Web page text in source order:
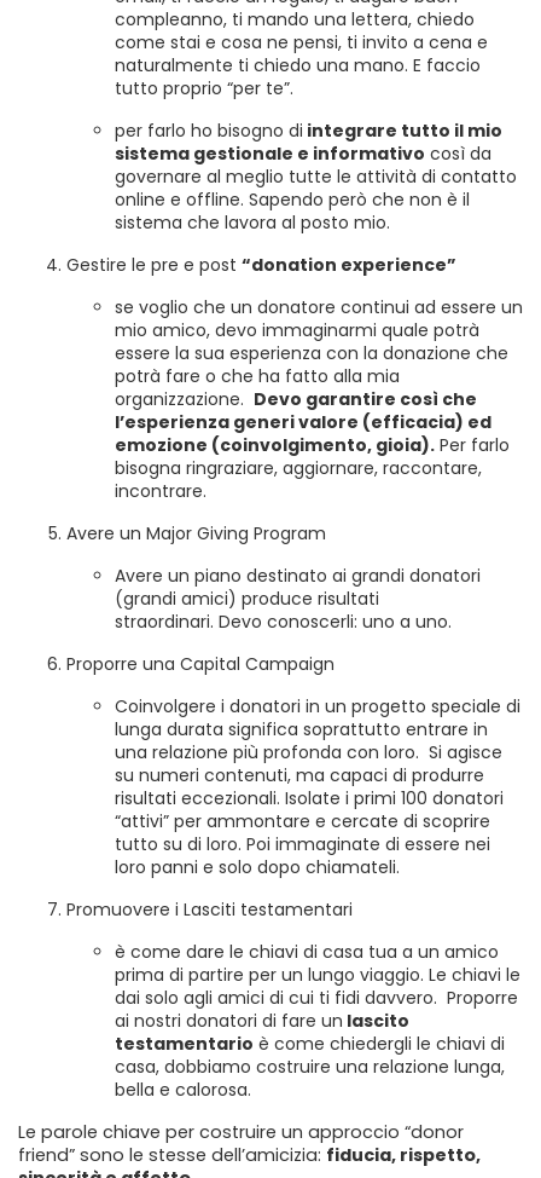
compleanno, ti mando una lettera, chiedo
come stai e cosa ne pensi, ti invito a cena e
naturalmente ti chiedo una mano. E faccio
tutto proprio “per te”.
per farlo ho bisogno di integrare tutto il mio
sistema gestionale e informativo così da
governare al meglio tutte le attività di contatto
online e offline. Sapendo però che non è il
sistema che lavora al posto mio.
Gestire le pre e post “donation experience”
se voglio che un donatore continui ad essere un
mio amico, devo immaginarmi quale potrà
essere la sua esperienza con la donazione che
potrà fare o che ha fatto alla mia
organizzazione. Devo garantire così che
l’esperienza generi valore (efficacia) ed
emozione (coinvolgimento, gioia). Per farlo
bisogna ringraziare, aggiornare, raccontare,
incontrare.
Avere un Major Giving Program
Avere un piano destinato ai grandi donatori
(grandi amici) produce risultati
straordinari. Devo conoscerli: uno a uno.
Proporre una Capital Campaign
Coinvolgere i donatori in un progetto speciale di
lunga durata significa soprattutto entrare in
una relazione più profonda con loro. Si agisce
su numeri contenuti, ma capaci di produrre
risultati eccezionali. Isolate i primi 100 donatori
“attivi” per ammontare e cercate di scoprire
tutto su di loro. Poi immaginate di essere nei
loro panni e solo dopo chiamateli.
Promuovere i Lasciti testamentari
è come dare le chiavi di casa tua a un amico
prima di partire per un lungo viaggio. Le chiavi le
dai solo agli amici di cui ti fidi davvero. Proporre
ai nostri donatori di fare un lascito
testamentario è come chiedergli le chiavi di
casa, dobbiamo costruire una relazione lunga,
bella e calorosa.
Le parole chiave per costruire un approccio “donor
friend” sono le stesse dell’amicizia: fiducia, rispetto,